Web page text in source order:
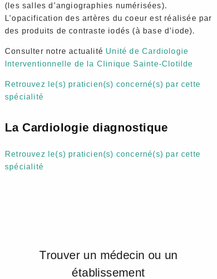
(les salles d’angiographies numérisées).
L’opacification des artères du coeur est réalisée par
des produits de contraste iodés (à base d’iode).
Consulter notre actualité Unité de Cardiologie
Interventionnelle de la Clinique Sainte-Clotilde
Retrouvez le(s) praticien(s) concerné(s) par cette
spécialité
La Cardiologie diagnostique
Retrouvez le(s) praticien(s) concerné(s) par cette
spécialité
Trouver un médecin ou un
établissement